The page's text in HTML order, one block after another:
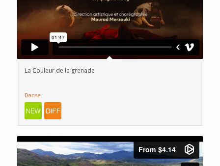
La Couleur de la grenade
Danse